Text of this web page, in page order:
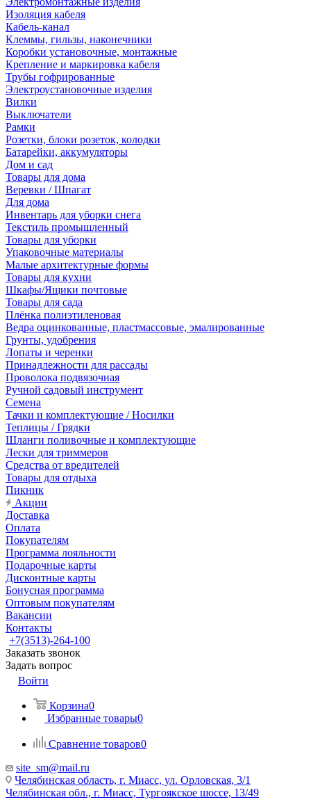
Изоляция кабеля
Кабель-канал
Клеммы, гильзы, наконечники
Коробки установочные, монтажные
Крепление и маркировка кабеля
Трубы гофрированные
Электроустановочные изделия
Вилки
Выключатели
Рамки
Розетки, блоки розеток, колодки
Батарейки, аккумуляторы
Дом и сад
Товары для дома
Веревки / Шпагат
Для дома
Инвентарь для уборки снега
Текстиль промышленный
Товары для уборки
Упаковочные материалы
Малые архитектурные формы
Товары для кухни
Шкафы/Ящики почтовые
Товары для сада
Плёнка полиэтиленовая
Ведра оцинкованные, пластмассовые, эмалированные
Грунты, удобрения
Лопаты и черенки
Принадлежности для рассады
Проволока подвязочная
Ручной садовый инструмент
Семена
Тачки и комплектующие / Носилки
Теплицы / Грядки
Шланги поливочные и комплектующие
Лески для триммеров
Средства от вредителей
Товары для отдыха
Пикник
Акции
Доставка
Оплата
Покупателям
Программа лояльности
Подарочные карты
Дисконтные карты
Бонусная программа
Оптовым покупателям
Вакансии
Контакты
+7(3513)-264-100
Заказать звонок
Задать вопрос
Войти
Корзина0
Избранные товары0
Сравнение товаров0
site_sm@mail.ru
Челябинская область, г. Миасс, ул. Орловская, 3/1
Челябинская обл., г. Миасс, Тургоякское шоссе, 13/49